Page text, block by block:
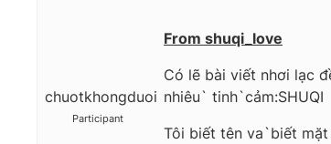
chuotkhongduoi
Participant
From shuqi_love
Có lẽ bài viết nhơi lạc
nhiêu` tinh`cảm:SHUQI
Tôi biết tên va`biết